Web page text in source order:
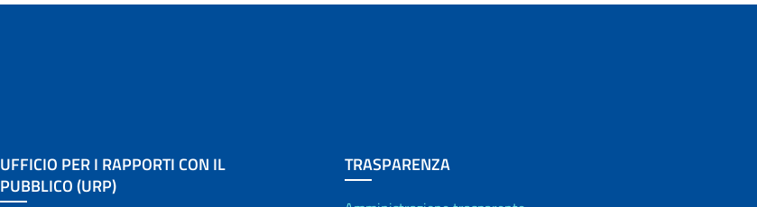
UFFICIO PER I RAPPORTI CON IL
PUBBLICO (URP)
TRASPARENZA